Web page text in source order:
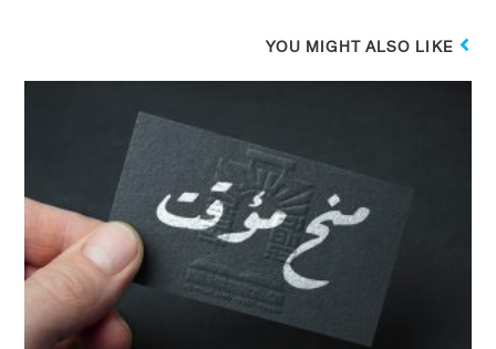
YOU MIGHT ALSO LIKE